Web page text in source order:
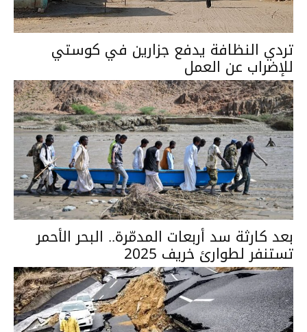
تردي النظافة يدفع جزارين في كوستي
للإضراب عن العمل
بعد كارثة سد أربعات المدمّرة.. البحر الأحمر
تستنفر لطوارئ خريف 2025